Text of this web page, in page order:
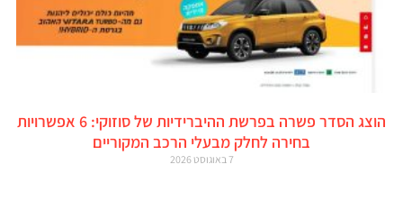
הוצג הסדר פשרה בפרשת ההיברידיות של סוזוקי: 6 אפשרויות
בחירה לחלק מבעלי הרכב המקוריים
7 באוגוסט 2026